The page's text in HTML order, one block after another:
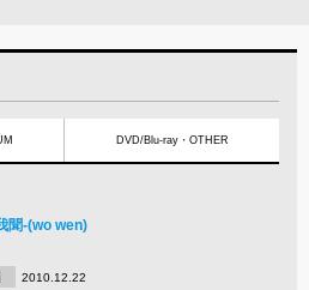
DVD/Blu-ray・OTHER
聞-(wo wen)
2010.12.22